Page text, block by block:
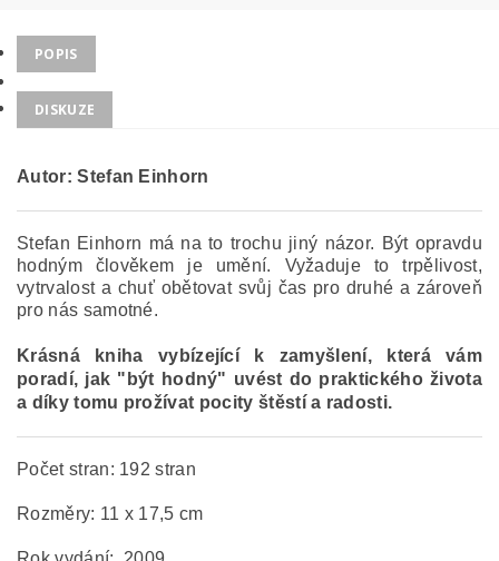
POPIS
DISKUZE
Autor: Stefan Einhorn
Stefan Einhorn má na to trochu jiný názor. Být opravdu
hodným člověkem je umění. Vyžaduje to trpělivost,
vytrvalost a chuť obětovat svůj čas pro druhé a zároveň
pro nás samotné.
Krásná kniha vybízející k zamyšlení, která vám
poradí, jak "být hodný" uvést do praktického života
a díky tomu prožívat pocity štěstí a radosti.
Počet stran: 192 stran
Rozměry: 11 x 17,5 cm